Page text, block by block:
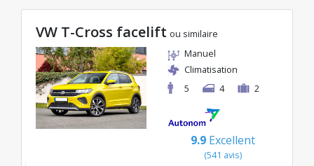
sélectionnée, avec des tarifs avantageux
débutant à seulement 49€/jour.
VW T-Cross facelift ou similaire
Manuel
Climatisation
5
4 2
9.9 Excellent
(541 avis)